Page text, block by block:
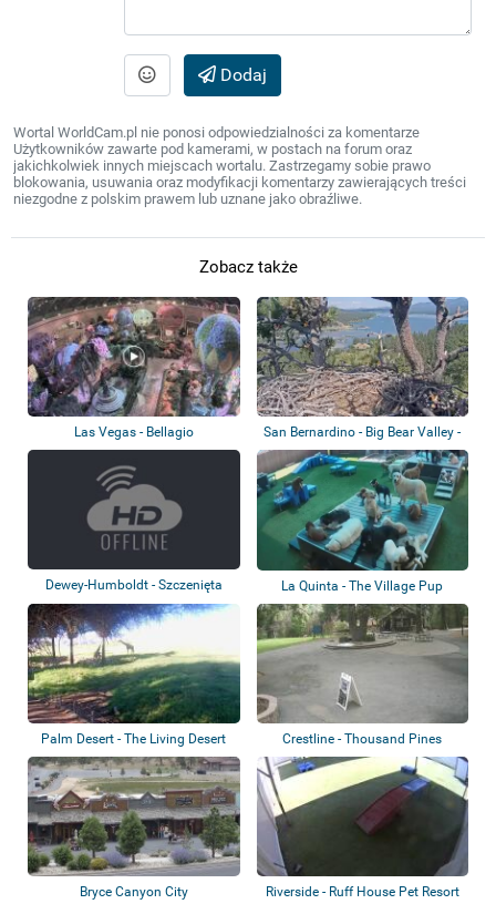
Dodaj
Wortal WorldCam.pl nie ponosi odpowiedzialności za komentarze
Użytkowników zawarte pod kamerami, w postach na forum oraz
jakichkolwiek innych miejscach wortalu. Zastrzegamy sobie prawo
blokowania, usuwania oraz modyfikacji komentarzy zawierających treści
niezgodne z polskim prawem lub uznane jako obraźliwe.
Zobacz także
Las Vegas - Bellagio
Conservatory
San Bernardino - Big Bear Valley -
Bieli...
Dewey-Humboldt - Szczenięta La Quinta - The Village Pup
Palm Desert - The Living Desert
Zoo and...
Crestline - Thousand Pines
Christian Cam...
Bryce Canyon City Riverside - Ruff House Pet Resort